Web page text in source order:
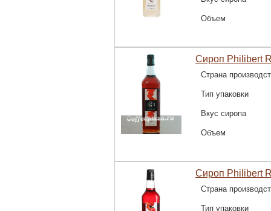
Объем
Сироп Philibert
Страна
Тип упаковки
Вкус сиропа
Объем
Сироп Philibert
Страна
Тип упаковки